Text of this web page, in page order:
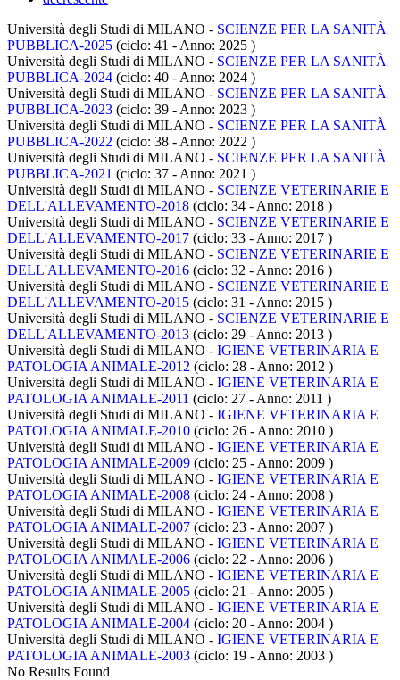
Università degli Studi di MILANO - SCIENZE PER LA SANITÀ
PUBBLICA-2025 (ciclo: 41 - Anno: 2025 )
Università degli Studi di MILANO - SCIENZE PER LA SANITÀ
PUBBLICA-2024 (ciclo: 40 - Anno: 2024 )
Università degli Studi di MILANO - SCIENZE PER LA SANITÀ
PUBBLICA-2023 (ciclo: 39 - Anno: 2023 )
Università degli Studi di MILANO - SCIENZE PER LA SANITÀ
PUBBLICA-2022 (ciclo: 38 - Anno: 2022 )
Università degli Studi di MILANO - SCIENZE PER LA SANITÀ
PUBBLICA-2021 (ciclo: 37 - Anno: 2021 )
Università degli Studi di MILANO - SCIENZE VETERINARIE E
DELL'ALLEVAMENTO-2018 (ciclo: 34 - Anno: 2018 )
Università degli Studi di MILANO - SCIENZE VETERINARIE E
DELL'ALLEVAMENTO-2017 (ciclo: 33 - Anno: 2017 )
Università degli Studi di MILANO - SCIENZE VETERINARIE E
DELL'ALLEVAMENTO-2016 (ciclo: 32 - Anno: 2016 )
Università degli Studi di MILANO - SCIENZE VETERINARIE E
DELL'ALLEVAMENTO-2015 (ciclo: 31 - Anno: 2015 )
Università degli Studi di MILANO - SCIENZE VETERINARIE E
DELL'ALLEVAMENTO-2013 (ciclo: 29 - Anno: 2013 )
Università degli Studi di MILANO - IGIENE VETERINARIA E
PATOLOGIA ANIMALE-2012 (ciclo: 28 - Anno: 2012 )
Università degli Studi di MILANO - IGIENE VETERINARIA E
PATOLOGIA ANIMALE-2011 (ciclo: 27 - Anno: 2011 )
Università degli Studi di MILANO - IGIENE VETERINARIA E
PATOLOGIA ANIMALE-2010 (ciclo: 26 - Anno: 2010 )
Università degli Studi di MILANO - IGIENE VETERINARIA E
PATOLOGIA ANIMALE-2009 (ciclo: 25 - Anno: 2009 )
Università degli Studi di MILANO - IGIENE VETERINARIA E
PATOLOGIA ANIMALE-2008 (ciclo: 24 - Anno: 2008 )
Università degli Studi di MILANO - IGIENE VETERINARIA E
PATOLOGIA ANIMALE-2007 (ciclo: 23 - Anno: 2007 )
Università degli Studi di MILANO - IGIENE VETERINARIA E
PATOLOGIA ANIMALE-2006 (ciclo: 22 - Anno: 2006 )
Università degli Studi di MILANO - IGIENE VETERINARIA E
PATOLOGIA ANIMALE-2005 (ciclo: 21 - Anno: 2005 )
Università degli Studi di MILANO - IGIENE VETERINARIA E
PATOLOGIA ANIMALE-2004 (ciclo: 20 - Anno: 2004 )
Università degli Studi di MILANO - IGIENE VETERINARIA E
PATOLOGIA ANIMALE-2003 (ciclo: 19 - Anno: 2003 )
No Results Found